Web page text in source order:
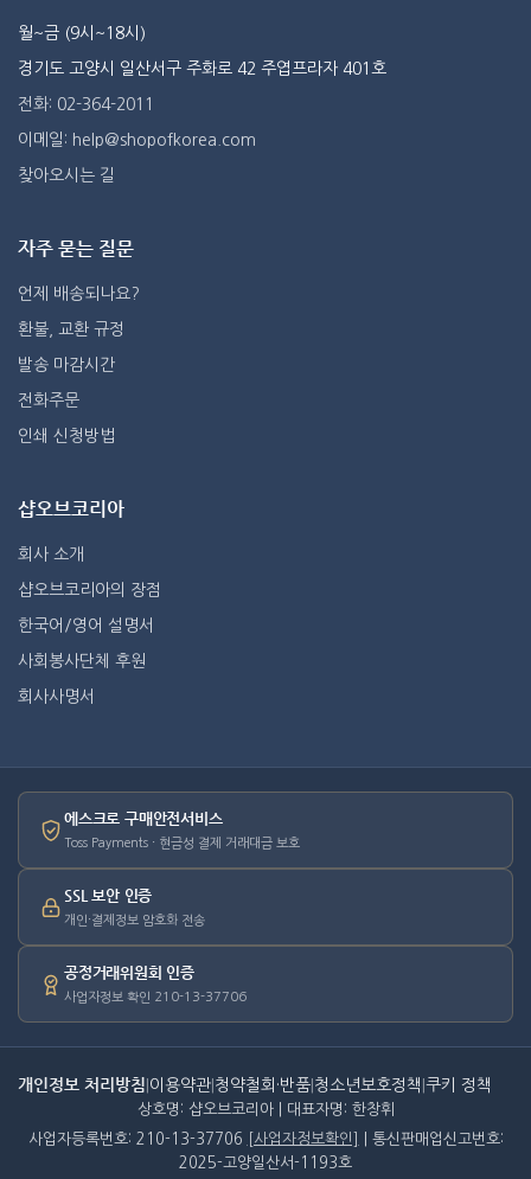
월~금 (9시~18시)
경기도 고양시 일산서구 주화로 42 주엽프라자 401호
전화: 02-364-2011
이메일: help@shopofkorea.com
찾아오시는 길
자주 묻는 질문
언제 배송되나요?
환불, 교환 규정
발송 마감시간
전화주문
인쇄 신청방법
샵오브코리아
회사 소개
샵오브코리아의 장점
한국어/영어 설명서
사회봉사단체 후원
회사사명서
에스크로 구매안전서비스
Toss Payments · 현금성 결제 거래대금 보호
SSL 보안 인증
개인·결제정보 암호화 전송
공정거래위원회 인증
사업자정보 확인 210-13-37706
개인정보 처리방침 이용약관 청약철회·반품 청소년보호정책 쿠키 정책
상호명: 샵오브코리아 | 대표자명: 한창휘
사업자등록번호: 210-13-37706
[사업자정보확인]
| 통신판매업신고번호:
2025-고양일산서-1193호